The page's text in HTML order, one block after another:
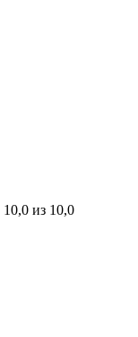
10,0 из 10,0